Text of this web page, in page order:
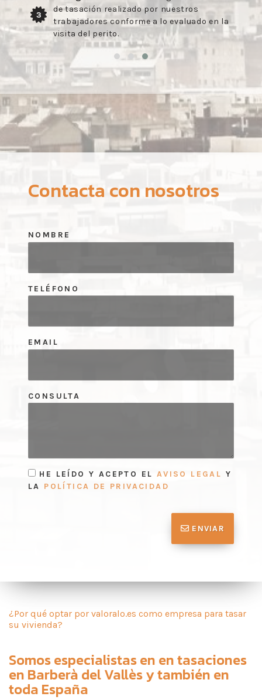
3
de tasación realizado por nuestros
trabajadores conforme a lo evaluado en la
visita del perito.
Contacta con nosotros
NOMBRE
TELÉFONO
EMAIL
CONSULTA
HE LEÍDO Y ACEPTO EL AVISO LEGAL Y
LA POLÍTICA DE PRIVACIDAD
ENVIAR
¿Por qué optar por valoralo.es como empresa para tasar
su vivienda?
Somos especialistas en entasaciones
en Barberà del Vallèsy también en
toda España